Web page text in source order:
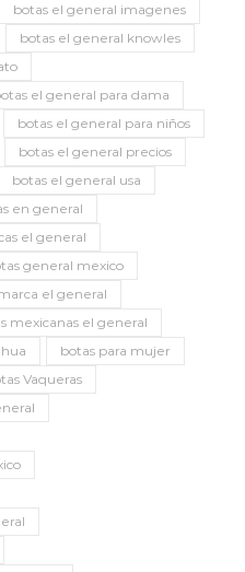
botas el general imagenes
botas el general knowles
el general para dama
botas el general para niños
botas el general precios
botas el general usa
en general
el general
general mexico
el general
mexicanas el general
botas para mujer
Vaqueras